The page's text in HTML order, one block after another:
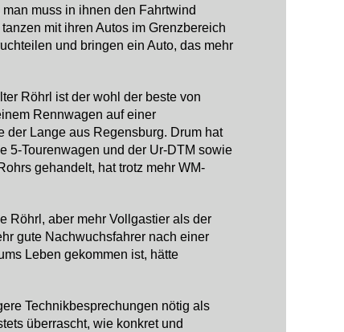
muss in ihnen den Fahrtwind
mit ihren Autos im Grenzbereich
und bringen ein Auto, das mehr
Röhrl ist der wohl der beste von
Rennwagen auf einer
der Lange aus Regensburg. Drum hat
5-Tourenwagen und der Ur-DTM sowie
gehandelt, hat trotz mehr WM-
Röhrl, aber mehr Vollgastier als der
gute Nachwuchsfahrer nach einer
Leben gekommen ist, hätte
Technikbesprechungen nötig als
überrascht, wie konkret und